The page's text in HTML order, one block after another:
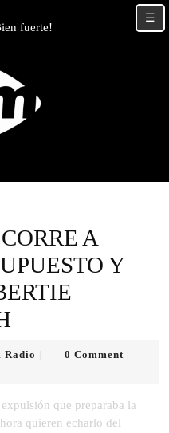
fuerte!
A
Y
Radio 0 Comment
que preparaba la
quieren echarlo del
☰